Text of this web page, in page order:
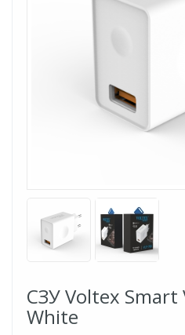
СЗУ Voltex Smart
White